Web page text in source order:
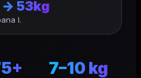
→ 53kg
I.
7–10 kg